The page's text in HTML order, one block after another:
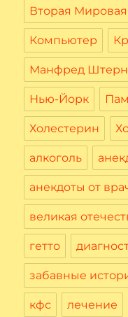
Вторая
Компьютер
Манфред Штерн
Нью-Йорк
Холестерин
алкоголь
анекдоты от
великая
гетто
забавные
кфс лечение